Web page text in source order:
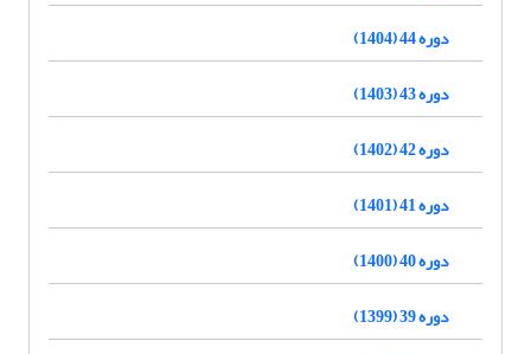
دوره 44 (1404)
دوره 43 (1403)
دوره 42 (1402)
دوره 41 (1401)
دوره 40 (1400)
دوره 39 (1399)